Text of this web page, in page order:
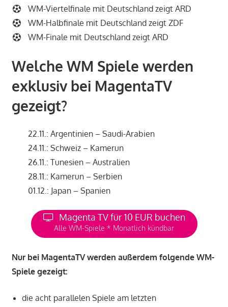
WM-Viertelfinale mit Deutschland zeigt ARD
WM-Halbfinale mit Deutschland zeigt ZDF
WM-Finale mit Deutschland zeigt ARD
Welche WM Spiele werden
exklusiv bei MagentaTV
gezeigt?
22.11.: Argentinien – Saudi-Arabien
24.11.: Schweiz – Kamerun
26.11.: Tunesien – Australien
28.11.: Kamerun – Serbien
01.12.: Japan – Spanien
Magenta TV für 10 EUR buchen
Alle WM-Spiele * Monatlich kündbar
Nur bei MagentaTV werden außerdem folgende WM-
Spiele gezeigt:
die acht parallelen Spiele am letzten